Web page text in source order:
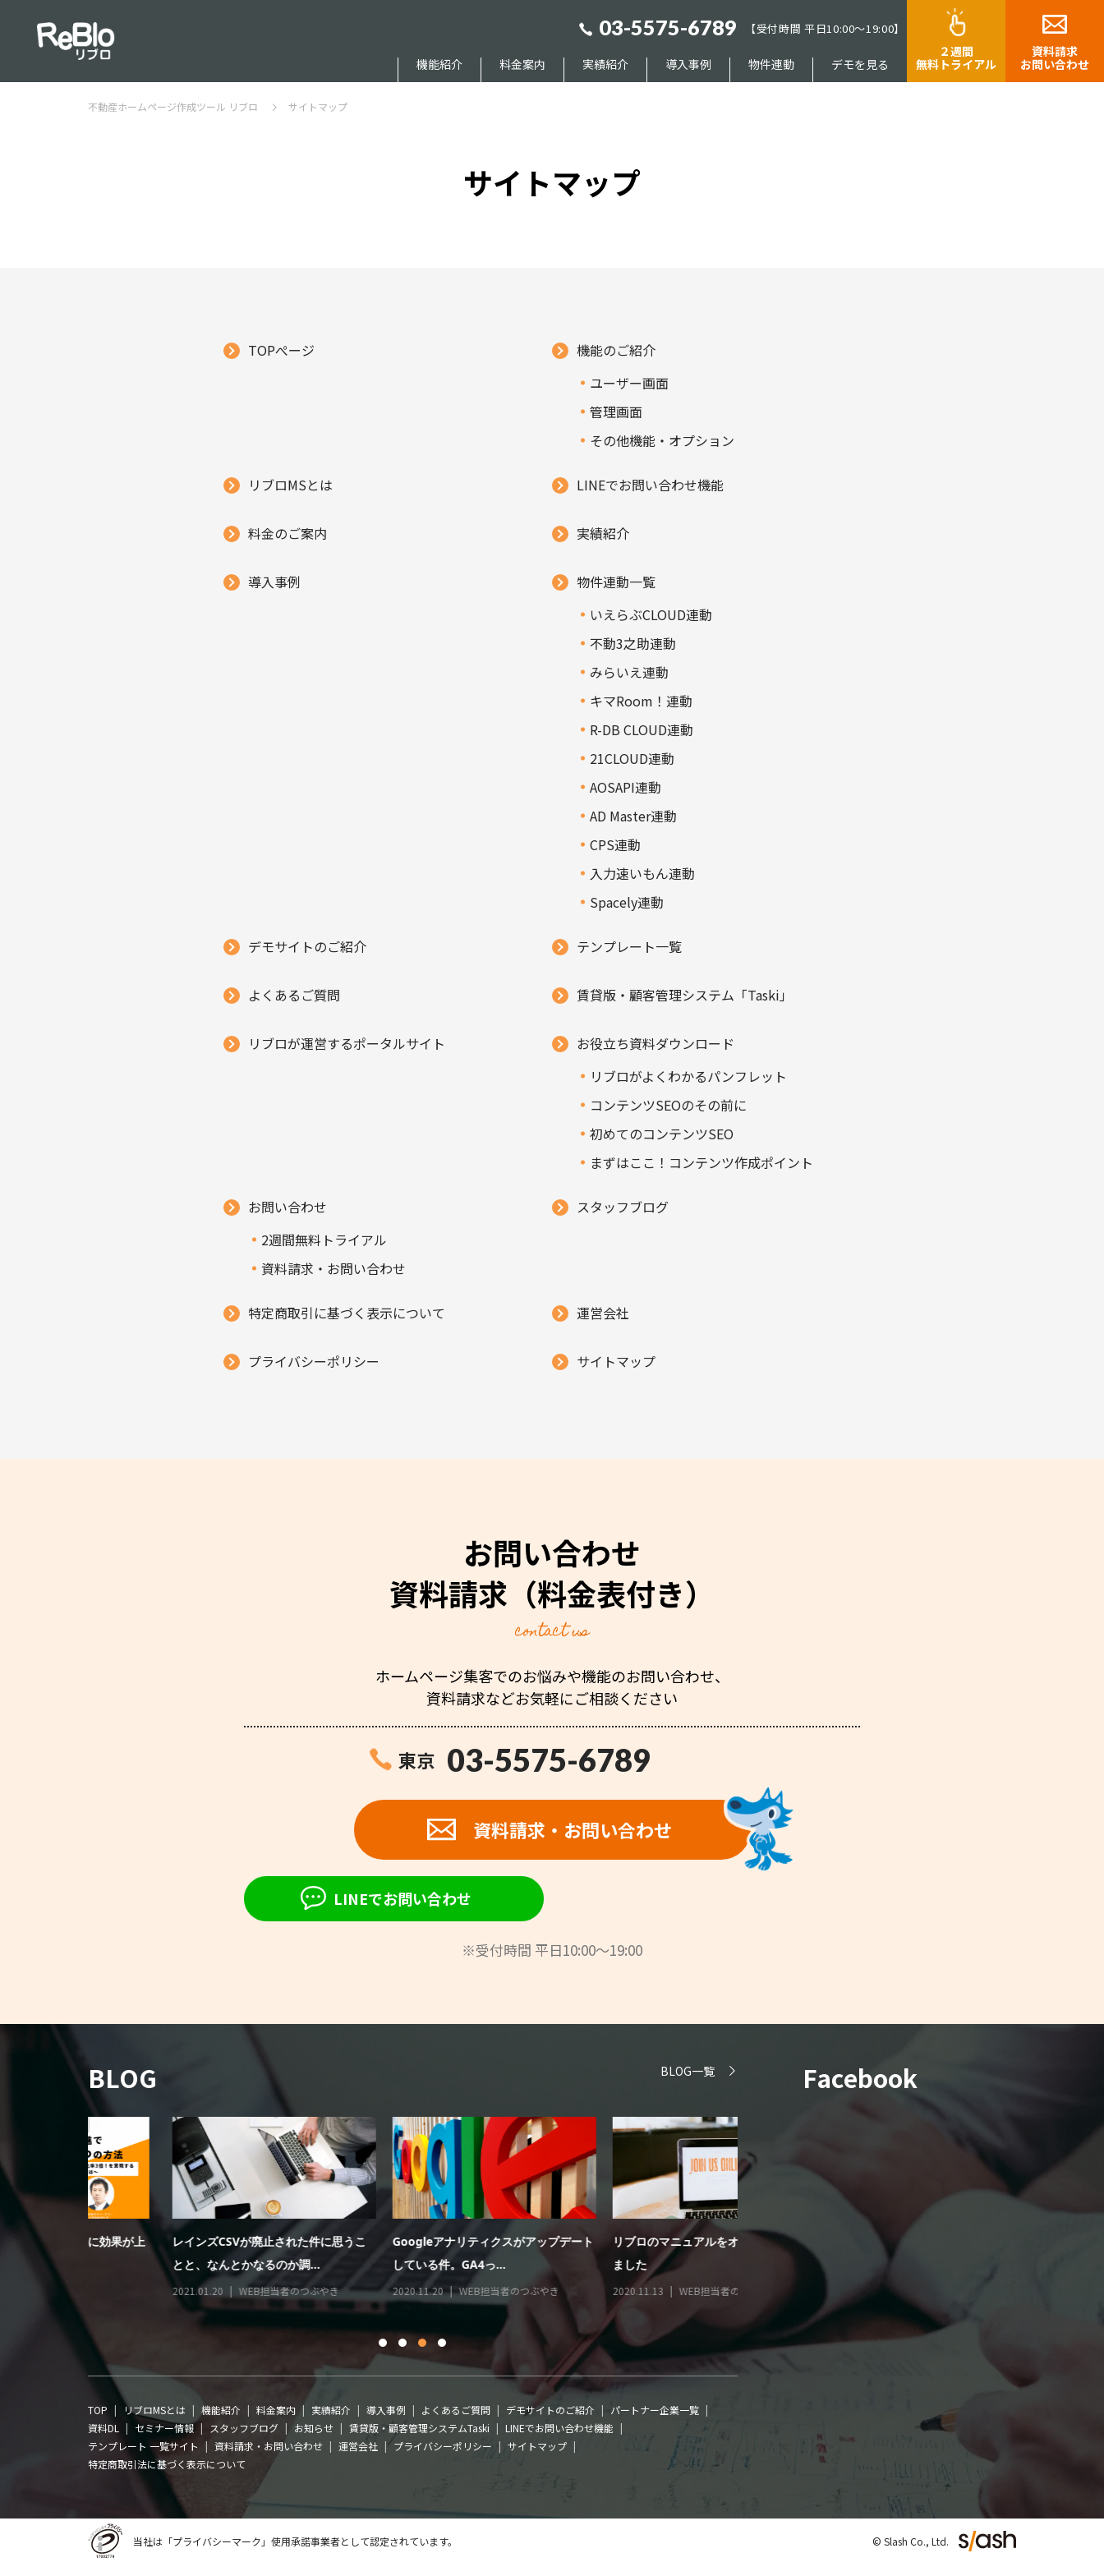
機能紹介 料金案内 実績紹介 導入事例 物件連動 デモを見る
２週間
無料トライアル
資料請求
お問い合わせ
03-5575-6789 【受付時間 平日10:00～19:00】
不動産ホームページ作成ツール リブロ サイトマップ
サイトマップ
TOPぺージ
機能のご紹介
ユーザー画面
管理画面
その他機能・オプション
リブロMSとは LINEでお問い合わせ機能
料金のご案内 実績紹介
導入事例
物件連動一覧
いえらぶCLOUD連動
不動3之助連動
みらいえ連動
キマRoom！連動
R-DB CLOUD連動
21CLOUD連動
AOSAPI連動
AD Master連動
CPS連動
入力速いもん連動
Spacely連動
デモサイトのご紹介 テンプレート一覧
よくあるご質問 賃貸版・顧客管理システム「Taski」
リブロが運営するポータルサイト
お役立ち資料ダウンロード
リブロがよくわかるパンフレット
コンテンツSEOのその前に
初めてのコンテンツSEO
まずはここ！コンテンツ作成ポイント
お問い合わせ
2週間無料トライアル
資料請求・お問い合わせ
スタッフブログ
特定商取引に基づく表示について 運営会社
プライバシーポリシー サイトマップ
お問い合わせ
資料請求 （料金表付き）
contact us
ホームページ集客でのお悩みや機能のお問い合わせ、
資料請求などお気軽にご相談ください
東京 03-5575-6789
資料請求・お問い合わせ
LINEでお問い合わせ
※受付時間 平日10:00～19:00
BLOG BLOG一覧
効果が上
レインズCSVが廃止された件に思うこ
とと、なんとかなるのか調...
WEB担当者のつぶやき
Googleアナリティクスがアップデート
している件。GA4っ...
2020.11.20 WEB担当者のつぶやき
リブロのマニュアルをオンライン化し
2020.11.13 WEB担当者のつぶやき
リブロの機能開発ストーリー
WEB担当者のつぶやき
TOP リブロMSとは 機能紹介 料金案内 実績紹介 導入事例 よくあるご質問 デモサイトのご紹介
パートナー企業一覧
資料DL
セミナー情報 スタッフブログ お知らせ 賃貸版・顧客管理システムTaski
LINEでお問い合わせ機能
テンプレート 一覧サイト
資料請求・お問い合わせ 運営会社 プライバシーポリシー
サイトマップ
特定商取引法に基づく表示について
Facebook
当社は「プライバシーマーク」使用承諾事業者として認定されています。 © Slash Co., Ltd.